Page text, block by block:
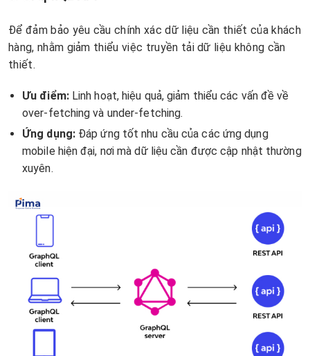
Để đảm bảo yêu cầu chính xác dữ liệu cần thiết của khách
hàng, nhằm giảm thiểu việc truyền tải dữ liệu không cần
thiết.
Ưu điểm:Linh hoạt, hiệu quả, giảm thiểu các vấn đề về
over-fetching và under-fetching.
Ứng dụng:Đáp ứng tốt nhu cầu của các ứng dụng
mobile hiện đại, nơi mà dữ liệu cần được cập nhật thường
xuyên.